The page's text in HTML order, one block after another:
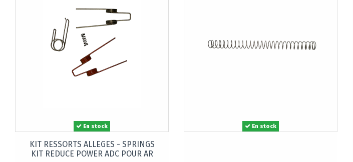
En stock
KIT RESSORTS ALLEGES - SPRINGS
KIT REDUCE POWER ADC POUR AR
En stock